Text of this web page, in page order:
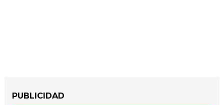
PUBLICIDAD